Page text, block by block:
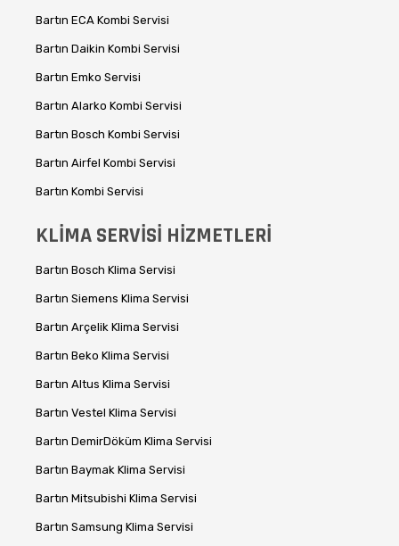
Bartın ECA Kombi Servisi
Bartın Daikin Kombi Servisi
Bartın Emko Servisi
Bartın Alarko Kombi Servisi
Bartın Bosch Kombi Servisi
Bartın Airfel Kombi Servisi
Bartın Kombi Servisi
KLİMA SERVİSİ HİZMETLERİ
Bartın Bosch Klima Servisi
Bartın Siemens Klima Servisi
Bartın Arçelik Klima Servisi
Bartın Beko Klima Servisi
Bartın Altus Klima Servisi
Bartın Vestel Klima Servisi
Bartın DemirDöküm Klima Servisi
Bartın Baymak Klima Servisi
Bartın Mitsubishi Klima Servisi
Bartın Samsung Klima Servisi